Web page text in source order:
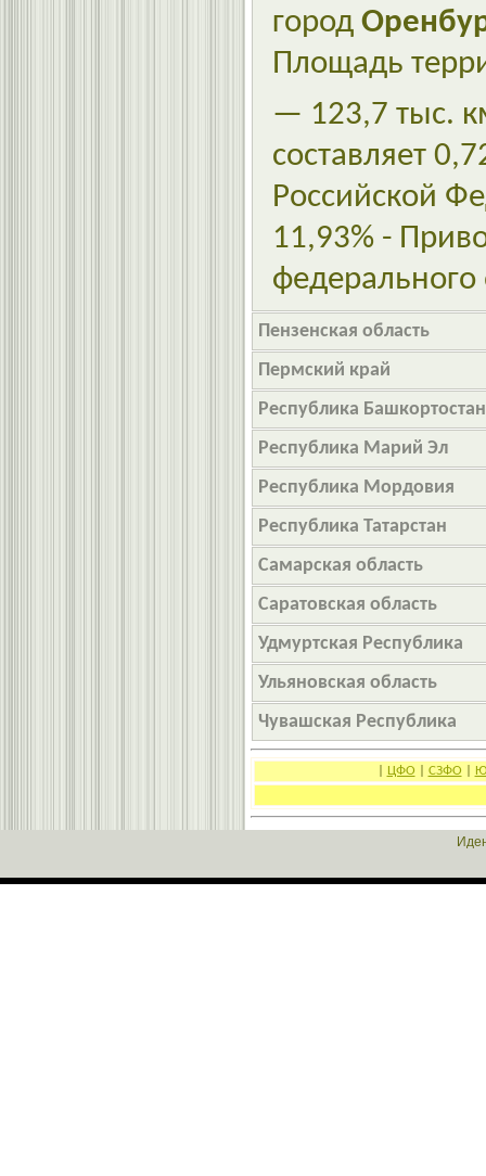
город
Площадь
— 123,7 тыс.
составляет
Российской
11,93% -
федерального
Пензенская область
Пермский край
Республика Башкортостан
Республика Марий Эл
Республика Мордовия
Республика Татарстан
Самарская область
Саратовская область
Удмуртская Республика
Ульяновская область
Чувашская Республика
ЦФО СЗФО